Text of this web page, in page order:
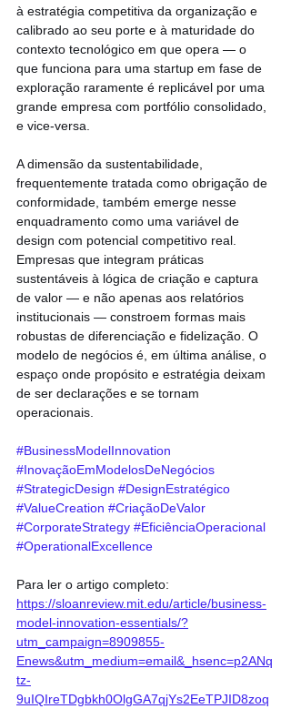
à estratégia competitiva da organização e
calibrado ao seu porte e à maturidade do
contexto tecnológico em que opera — o
que funciona para uma startup em fase de
exploração raramente é replicável por uma
grande empresa com portfólio consolidado,
e vice-versa.
A dimensão da sustentabilidade,
frequentemente tratada como obrigação de
conformidade, também emerge nesse
enquadramento como uma variável de
design com potencial competitivo real.
Empresas que integram práticas
sustentáveis à lógica de criação e captura
de valor — e não apenas aos relatórios
institucionais — constroem formas mais
robustas de diferenciação e fidelização. O
modelo de negócios é, em última análise, o
espaço onde propósito e estratégia deixam
de ser declarações e se tornam
operacionais.
#BusinessModelInnovation
#InovaçãoEmModelosDeNegócios
#StrategicDesign #DesignEstratégico
#ValueCreation #CriaçãoDeValor
#CorporateStrategy #EficiênciaOperacional
#OperationalExcellence
Para ler o artigo completo:
https://sloanreview.mit.edu/article/business-
model-innovation-essentials/?
utm_campaign=8909855-
Enews&utm_medium=email&_hsenc=p2ANq
tz-
9uIQIreTDgbkh0OlgGA7qjYs2EeTPJID8zoq